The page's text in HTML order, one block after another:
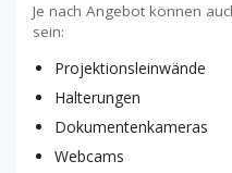
Je nach Angebot können
sein:
Projektionsleinwände
Halterungen
Dokumentenkameras
Webcams